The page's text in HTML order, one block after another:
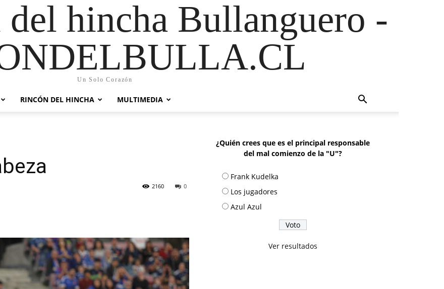
hincha Bullanguero -
Un Solo Corazón
RINCÓN DEL HINCHA MULTIMEDIA
0
2160
¿Quién crees que es el principal responsable
del mal comienzo de la "U"?
Frank Kudelka
Los jugadores
Azul Azul
Ver resultados